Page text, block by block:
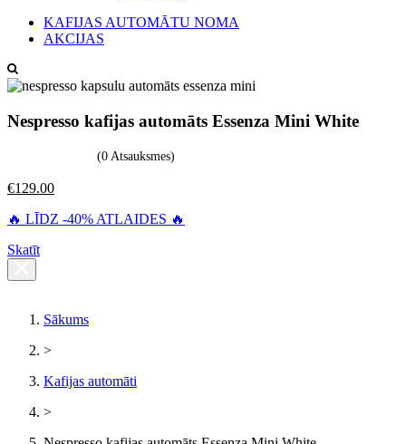
KAFIJAS AUTOMĀTU NOMA
AKCIJAS
Nespresso kafijas automāts Essenza Mini White
(0 Atsauksmes)
€129.00
🔥 LĪDZ -40% ATLAIDES 🔥
Skatīt
Sākums
>
Kafijas automāti
>